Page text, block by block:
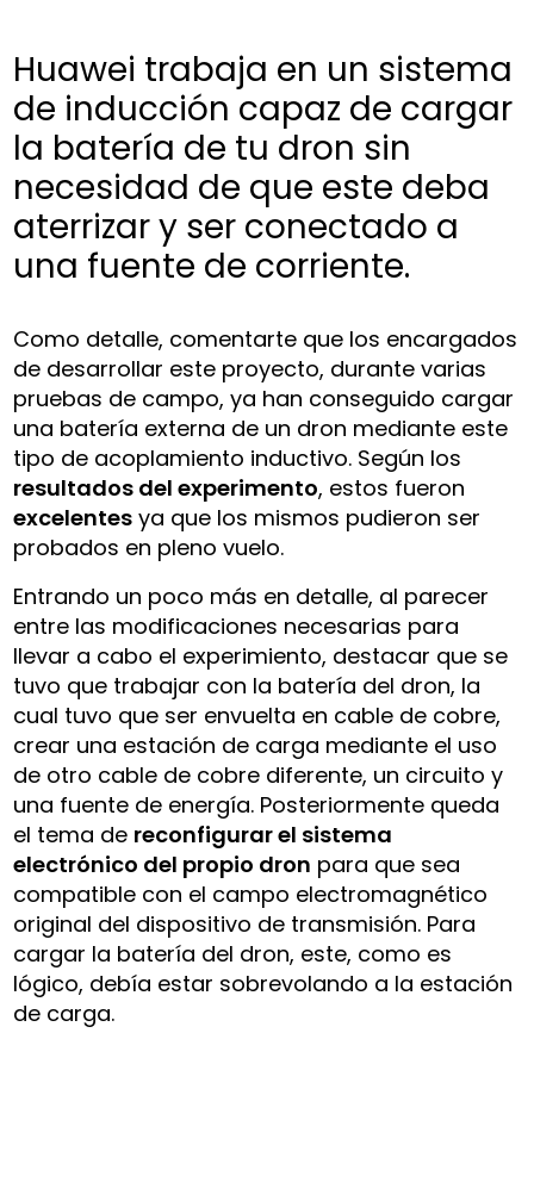
Huawei trabaja en un sistema
de inducción capaz de cargar
la batería de tu dron sin
necesidad de que este deba
aterrizar y ser conectado a
una fuente de corriente.
Como detalle, comentarte que los encargados
de desarrollar este proyecto, durante varias
pruebas de campo, ya han conseguido cargar
una batería externa de un dron mediante este
tipo de acoplamiento inductivo. Según los
resultados del experimento, estos fueron
excelentes ya que los mismos pudieron ser
probados en pleno vuelo.
Entrando un poco más en detalle, al parecer
entre las modificaciones necesarias para
llevar a cabo el experimiento, destacar que se
tuvo que trabajar con la batería del dron, la
cual tuvo que ser envuelta en cable de cobre,
crear una estación de carga mediante el uso
de otro cable de cobre diferente, un circuito y
una fuente de energía. Posteriormente queda
el tema de reconfigurar el sistema
electrónico del propio dron para que sea
compatible con el campo electromagnético
original del dispositivo de transmisión. Para
cargar la batería del dron, este, como es
lógico, debía estar sobrevolando a la estación
de carga.